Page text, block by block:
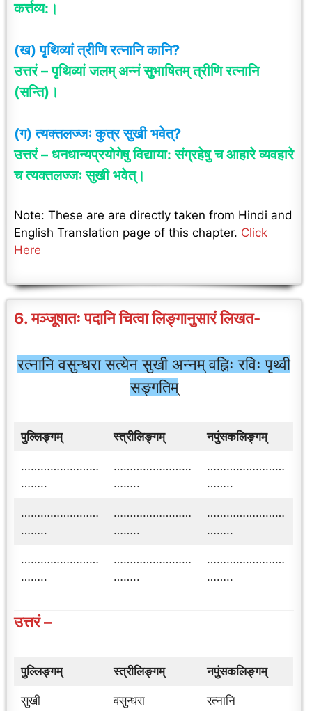
कर्त्तव्य:।
(ख) पृथिव्यां त्रीणि रत्नानि कानि?
उत्तरं –पृथिव्यां जलम् अन्नं सुभाषितम् त्रीणि रत्नानि
(सन्ति)।
(ग) त्यक्तलज्जः कुत्र सुखी भवेत्?
उत्तरं – धनधान्यप्रयोगेषु विद्याया: संग्रहेषु च आहारे व्यवहारे
च त्यक्तलज्जः सुखी भवेत्।
Note: These are are directly taken from Hindi and
English Translation page of this chapter. Click
Here
6. मञ्जूषातः पदानि चित्वा लिङ्गानुसारं लिखत-
रत्नानि वसुन्धरा सत्येन सुखी अन्नम् वह्निः रविः पृथ्वी
सङ्गतिम्
पुल्लिङ्गम् स्त्रीलिङ्गम् नपुंसकलिङ्गम्
……………………
……..
……………………
……..
……………………
……..
……………………
……..
……………………
……..
……………………
……..
……………………
……..
……………………
……..
……………………
……..
उत्तरं –
पुल्लिङ्गम् स्त्रीलिङ्गम् नपुंसकलिङ्गम्
सुखी वसुन्धरा रत्नानि